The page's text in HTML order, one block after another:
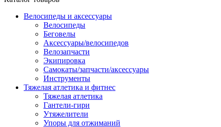
Велосипеды и аксессуары
Велосипеды
Беговелы
Аксессуары/велосипедов
Велозапчасти
Экипировка
Самокаты/запчасти/аксессуары
Инструменты
Тяжелая атлетика и фитнес
Тяжелая атлетика
Гантели-гири
Утяжелители
Упоры для отжиманий